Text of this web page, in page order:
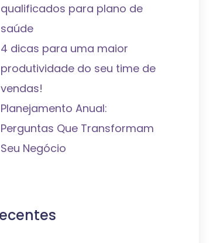
qualificados para plano de
saúde
4 dicas para uma maior
produtividade do seu time de
vendas!
Planejamento Anual:
Perguntas Que Transformam
Seu Negócio